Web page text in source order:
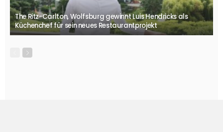
The Ritz-Carlton, Wolfsburg gewinnt Luis Hendricks als
Küchenchef für sein neues Restaurantprojekt